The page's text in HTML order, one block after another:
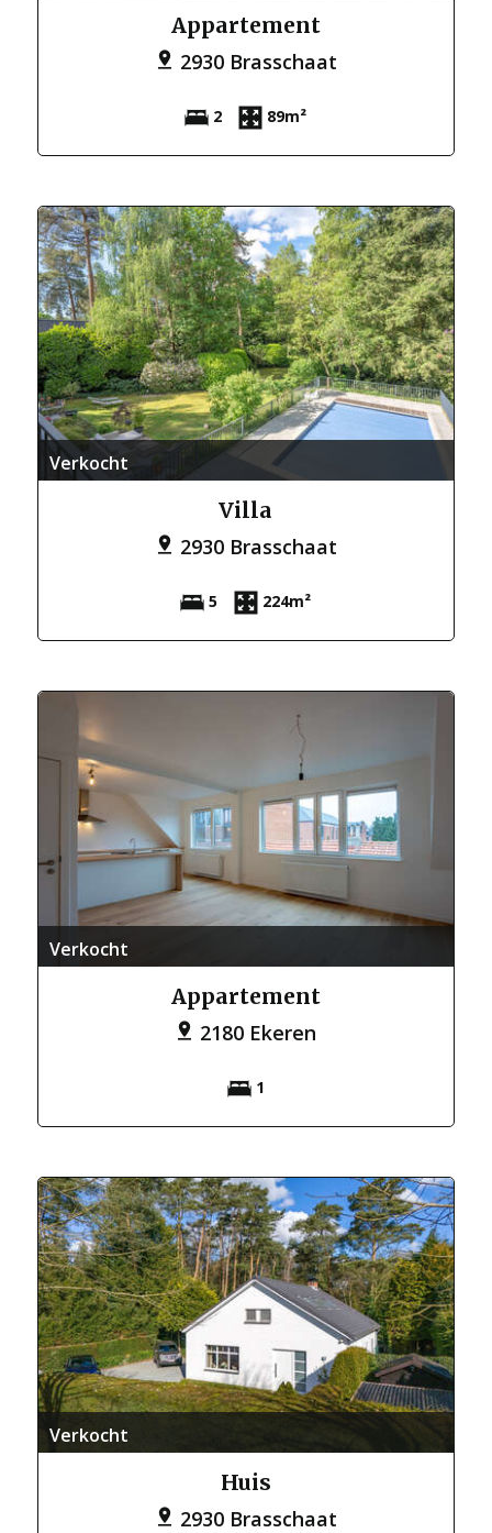
Appartement
2930 Brasschaat
2 89m²
Verkocht
Villa
2930 Brasschaat
5 224m²
Verkocht
Appartement
2180 Ekeren
1
Verkocht
Huis
2930 Brasschaat